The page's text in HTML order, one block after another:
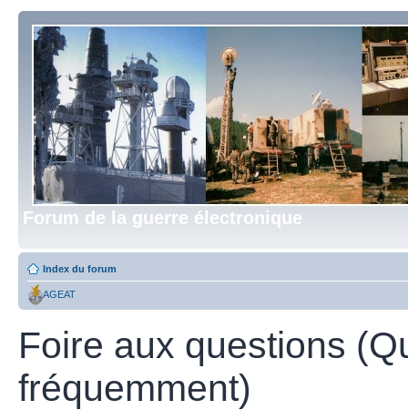
Forum de la guerre électronique
Index du forum
AGEAT
Foire aux questions
fréquemment)